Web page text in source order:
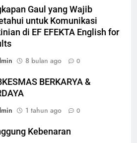
Gaul yang Wajib
untuk Komunikasi
di EF EFEKTA English for
8 bulan ago 0
BERKARYA &
1 tahun ago 0
Kebenaran